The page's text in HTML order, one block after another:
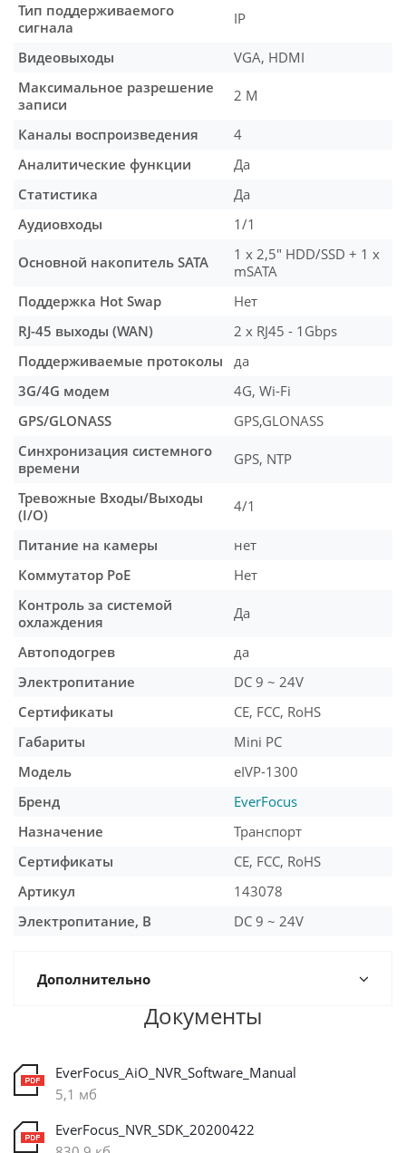
Тип поддерживаемого
сигнала
IP
Видеовыходы
VGA, HDMI
Максимальное разрешение
записи
2 М
Каналы воспроизведения
4
Аналитические функции
Да
Статистика
Да
Аудиовходы
1/1
Основной накопитель SATA
1 x 2,5" HDD/SSD + 1 x
mSATA
Поддержка Hot Swap
Нет
RJ-45 выходы (WAN)
2 х RJ45 - 1Gbps
Поддерживаемые протоколы
да
3G/4G модем
4G, Wi-Fi
GPS/GLONASS
GPS,GLONASS
Синхронизация системного
времени
GPS, NTP
Тревожные Входы/Выходы
(I/O)
4/1
Питание на камеры
нет
Коммутатор PoE
Нет
Контроль за системой
охлаждения
Да
Автоподогрев
да
Электропитание
DC 9 ~ 24V
Сертификаты
CE, FCC, RoHS
Габариты
Mini PC
Модель
eIVP-1300
Бренд
EverFocus
Назначение
Транспорт
Сертификаты
CE, FCC, RoHS
Артикул
143078
Электропитание, В
DC 9 ~ 24V
Дополнительно
Документы
EverFocus_AiO_NVR_Software_Manual
5,1 мб
EverFocus_NVR_SDK_20200422